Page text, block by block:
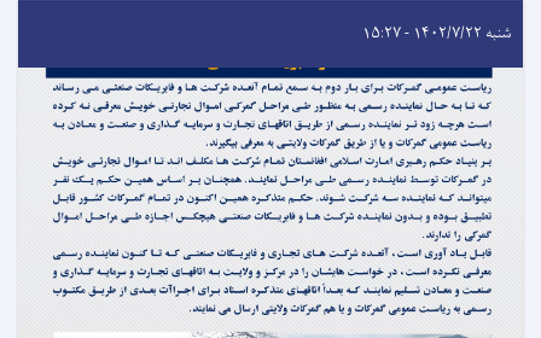
شنبه ۱۴۰۲/۷/۲۲ - ۱۵:۲۷